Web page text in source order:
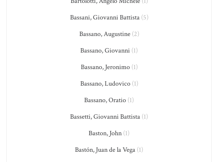
Bassani, Giovanni Battista(5)
Bassano, Augustine(2)
Bassano, Giovanni (1)
Bassano, Jeronimo(1)
Bassano, Ludovico(1)
Bassano, Oratio (1)
Bassetti, Giovanni Battista (1)
Baston, John (1)
Bastón, Juan de la Vega (1)